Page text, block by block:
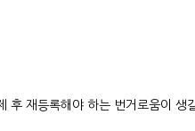
후 재등록해야 하는 번거로움이 생